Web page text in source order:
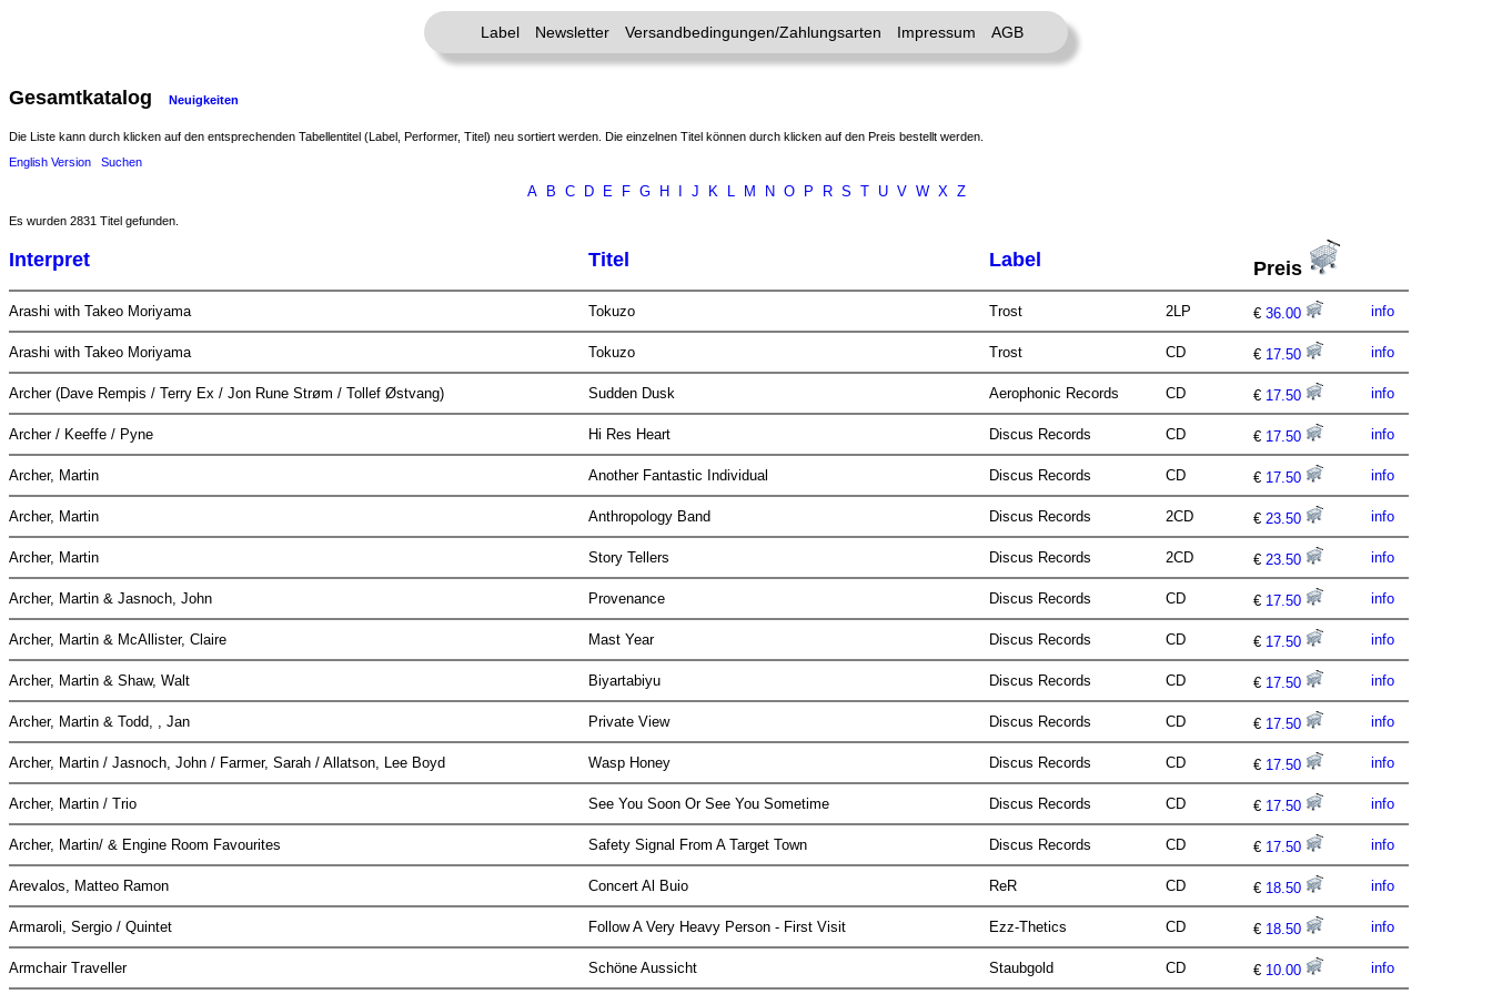
Label Newsletter Versandbedingungen/Zahlungsarten Impressum AGB
Gesamtkatalog Neuigkeiten
Die Liste kann durch klicken auf den entsprechenden Tabellentitel (Label, Performer, Titel) neu sortiert werden. Die einzelnen Titel können durch klicken auf den Preis bestellt werden.
English Version
Suchen
A B C D E F G H J K L M N O P R S T U V W X Z
Es wurden 2831 Titel gefunden.
Interpret Titel Label Preis
Arashi with Takeo Moriyama Tokuzo Trost 2LP € 36.00 info
Arashi with Takeo Moriyama Tokuzo Trost CD € 17.50 info
Archer (Dave Rempis / Terry Ex / Jon Rune Strøm / Tollef Østvang) Sudden Dusk Aerophonic Records CD € 17.50 info
Archer / Keeffe / Pyne Hi Res Heart Discus Records CD € 17.50 info
Archer, Martin Another Fantastic Individual Discus Records CD € 17.50 info
Archer, Martin Anthropology Band Discus Records 2CD € 23.50 info
Archer, Martin Story Tellers Discus Records 2CD € 23.50 info
Archer, Martin & Jasnoch, John Provenance Discus Records CD € 17.50 info
Archer, Martin & McAllister, Claire Mast Year Discus Records CD € 17.50 info
Archer, Martin & Shaw, Walt Biyartabiyu Discus Records CD € 17.50 info
Archer, Martin & Todd, , Jan Private View Discus Records CD € 17.50 info
Archer, Martin / Jasnoch, John / Farmer, Sarah / Allatson, Lee Boyd Wasp Honey Discus Records CD € 17.50 info
Archer, Martin / Trio See You Soon Or See You Sometime Discus Records CD € 17.50 info
Archer, Martin/ & Engine Room Favourites Safety Signal From A Target Town Discus Records CD € 17.50 info
Arevalos, Matteo Ramon Concert Al Buio ReR CD € 18.50 info
Armaroli, Sergio / Quintet Follow A Very Heavy Person - First Visit Ezz-Thetics CD € 18.50 info
Armchair Traveller Schöne Aussicht Staubgold CD € 10.00 info